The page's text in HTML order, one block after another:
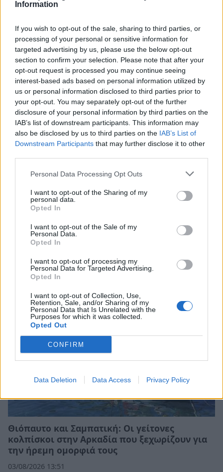
Information
If you wish to opt-out of the sale, sharing to third parties, or
processing of your personal or sensitive information for
targeted advertising by us, please use the below opt-out
section to confirm your selection. Please note that after your
opt-out request is processed you may continue seeing
interest-based ads based on personal information utilized by
us or personal information disclosed to third parties prior to
your opt-out. You may separately opt-out of the further
disclosure of your personal information by third parties on the
IAB’s list of downstream participants. This information may
also be disclosed by us to third parties on the IAB’s List of
Downstream Participants that may further disclose it to other
Personal Data Processing Opt Outs
I want to opt-out of the Sharing of my
personal data.
Opted In
I want to opt-out of the Sale of my
Personal Data.
Opted In
I want to opt-out of processing my
Personal Data for Targeted Advertising.
Opted In
I want to opt-out of Collection, Use,
Retention, Sale, and/or Sharing of my
Personal Data that Is Unrelated with the
Purposes for which it was collected.
Opted Out
CONFIRM
Data Deletion Data Access Privacy Policy
Παναγία Έλωνα: Το μοναστήρι του Πάρνωνα
που σημάδεψε τον δεκαπενταύγουστο γενεών
και γενεών
08/08/2026 09:50
Άνοιξε η πλατφόρμα για το πρόγραμμα
«Τουρισμός για Όλους» - Ποια ΑΦΜ
υποβάλλουν σήμερα αιτήσεις
05/08/2026 12:40
Θιόπαυτο και Σαμπατική: Οι γείτονες
κολπίσκοι στην Αρκαδία που ξεχωρίζουν για
την ήρεμη ομορφιά τους
03/08/2026 13:51